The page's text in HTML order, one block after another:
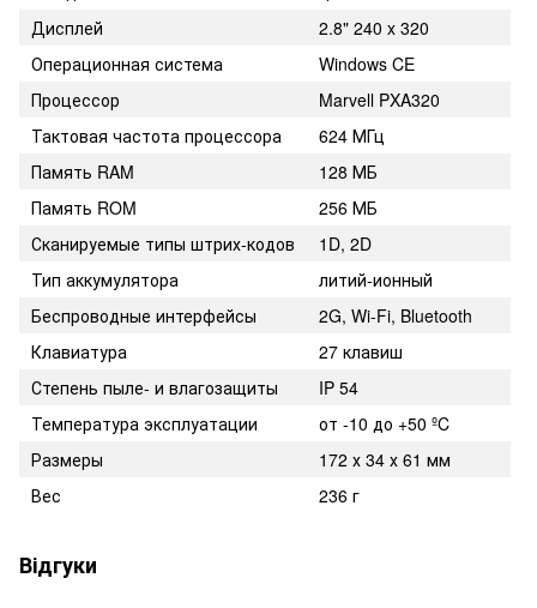
Дисплей
2.8" 240 x 320
Операционная система
Windows CE
Процессор
Marvell PXA320
Тактовая частота процессора
624 МГц
Память RAM
128 МБ
Память ROM
256 МБ
Сканируемые типы штрих-кодов
1D, 2D
Тип аккумулятора
литий-ионный
Беспроводные интерфейсы
2G, Wi-Fi, Bluetooth
Клавиатура
27 клавиш
Степень пыле- и влагозащиты
IP 54
Температура эксплуатации
от -10 до +50 ºC
Размеры
172 х 34 х 61 мм
Вес
236 г
Відгуки